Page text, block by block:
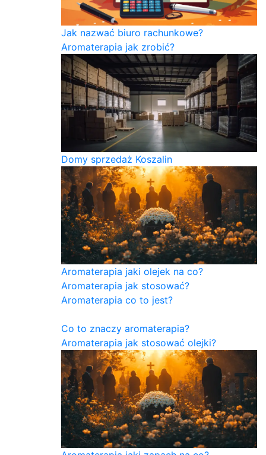
Jak nazwać biuro rachunkowe?
Aromaterapia jak zrobić?
Domy sprzedaż Koszalin
Aromaterapia jaki olejek na co?
Aromaterapia jak stosować?
Aromaterapia co to jest?
Co to znaczy aromaterapia?
Aromaterapia jak stosować olejki?